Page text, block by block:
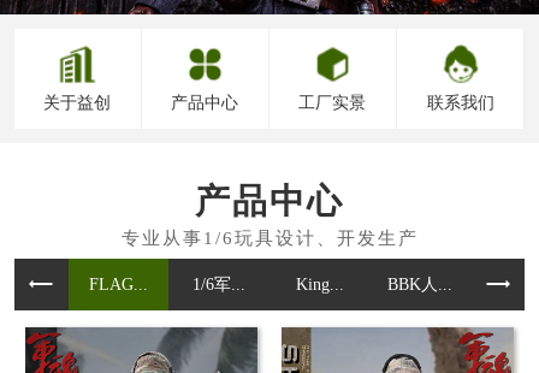
关于益创 产品中心 工厂实景 联系我们
产品中心
FLAG... 1/6军... King... BBK人... 魂作